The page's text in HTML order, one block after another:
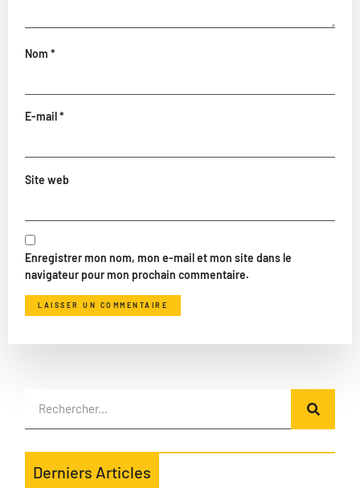
Nom *
E-mail*
Site web
Enregistrer mon nom, mon e-mail et mon site dans le
navigateur pour mon prochain commentaire.
Derniers Articles